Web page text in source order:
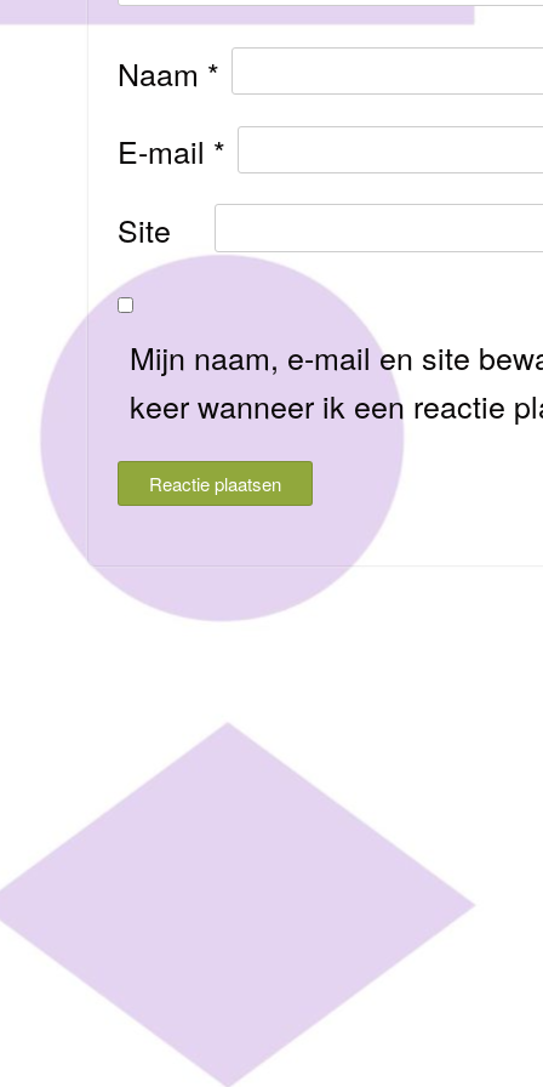
Naam *
E-mail *
Site
Mijn naam, e-mail en site
keer wanneer ik een reactie